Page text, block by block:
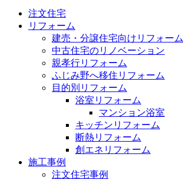
注文住宅
リフォーム
建売・分譲住宅向けリフォーム
中古住宅のリノベーション
親孝行リフォーム
ふじみ野へ移住リフォーム
目的別リフォーム
浴室リフォーム
マンション浴室
キッチンリフォーム
断熱リフォーム
創エネリフォーム
施工事例
注文住宅事例